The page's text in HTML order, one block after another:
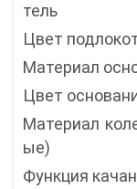
тель
Цвет
Материал
Цвет
Материал
ые)
Функция